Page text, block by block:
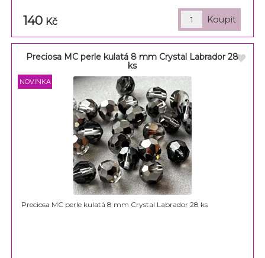
140 Kč
Preciosa MC perle kulatá 8 mm Crystal Labrador 28
ks
Preciosa MC perle kulatá 8 mm Crystal Labrador 28 ks